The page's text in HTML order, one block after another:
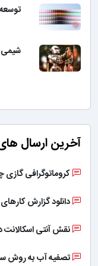
آخرین ارسال
کروماتوگرافی
دانلود گزارش
نقش آنتی
تصفیه آب به روش